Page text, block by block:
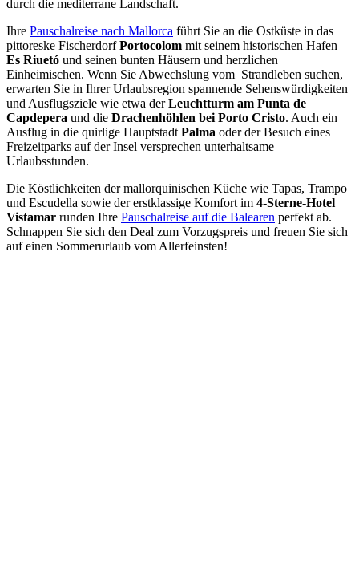
durch die mediterrane Landschaft.
Ihre Pauschalreise nach Mallorca führt Sie an die Ostküste in das
pittoreske FischerdorfPortocolom mit seinem historischen Hafen
Es Riuetó und seinen bunten Häusern und herzlichen
Einheimischen. Wenn Sie Abwechslung vom Strandleben suchen,
erwarten Sie in Ihrer Urlaubsregion spannende Sehenswürdigkeiten
und Ausflugsziele wie etwa derLeuchtturm am Punta de
Capdepera und die Drachenhöhlen bei Porto Cristo. Auch ein
Ausflug in die quirlige Hauptstadt Palma oder der Besuch eines
Freizeitparks auf der Insel versprechen unterhaltsame
Urlaubsstunden.
Die Köstlichkeiten der mallorquinischen Küche wie Tapas, Trampo
und Escudella sowie der erstklassige Komfort im 4-Sterne-Hotel
Vistamar runden Ihre Pauschalreise auf die Balearen perfekt ab.
Schnappen Sie sich den Deal zum Vorzugspreis und freuen Sie sich
auf einen Sommerurlaub vom Allerfeinsten!